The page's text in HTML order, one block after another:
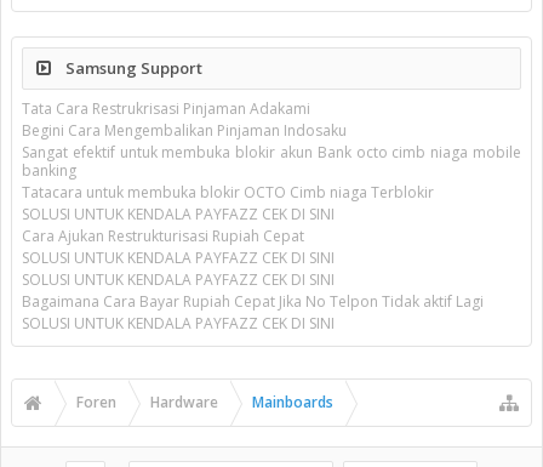
Samsung Support
Tata Cara Restrukrisasi Pinjaman Adakami
Begini Cara Mengembalikan Pinjaman Indosaku
Sangat efektif untuk membuka blokir akun Bank octo cimb niaga mobile
banking
Tatacara untuk membuka blokir OCTO Cimb niaga Terblokir
SOLUSI UNTUK KENDALA PAYFAZZ CEK DI SINI
Cara Ajukan Restrukturisasi Rupiah Cepat
SOLUSI UNTUK KENDALA PAYFAZZ CEK DI SINI
SOLUSI UNTUK KENDALA PAYFAZZ CEK DI SINI
Bagaimana Cara Bayar Rupiah Cepat Jika No Telpon Tidak aktif Lagi
SOLUSI UNTUK KENDALA PAYFAZZ CEK DI SINI
Foren Hardware Mainboards